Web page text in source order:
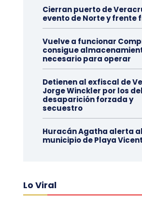
Cierran puerto de
evento de Norte y frente
Vuelve a funcionar
consigue
necesario para operar
Detienen al exfiscal de
Jorge Winckler por los
desaparición forzada y
secuestro
Huracán Agatha alerta al
municipio de Playa
Lo Viral